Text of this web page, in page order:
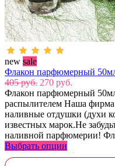
new sale
Флакон парфюмерный
405 руб. 270 руб.
Флакон парфюмерный
распылителем Наша
наливные отдушки (духи
известных марок.Не
наливной парфюмерии!
Выбрать опции